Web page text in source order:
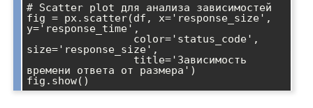
# Scatter plot для анализа зависимостей
fig = px.scatter(df, x='response_size',
y='response_time',
                 color='status_code',
size='response_size',
                 title='Зависимость
времени ответа от размера')